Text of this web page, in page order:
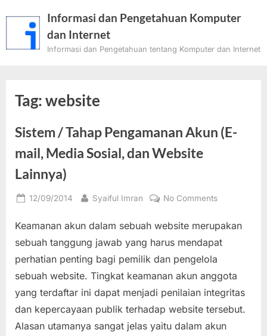
Informasi dan Pengetahuan Komputer
dan Internet
Informasi dan Pengetahuan tentang Komputer dan Internet
Tag:website
Sistem / Tahap Pengamanan Akun (E-
mail, Media Sosial, dan Website
Lainnya)
Posted
12/09/2014 By
Syaiful Imran No Commentson
/
Tahap
(E-
mail,
Media
Keamanan akun dalam sebuah website merupakan
sebuah tanggung jawab yang harus mendapat
perhatian penting bagi pemilik dan pengelola
sebuah website. Tingkat keamanan akun anggota
yang terdaftar ini dapat menjadi penilaian integritas
dan kepercayaan publik terhadap website tersebut.
Alasan utamanya sangat jelas yaitu dalam akun